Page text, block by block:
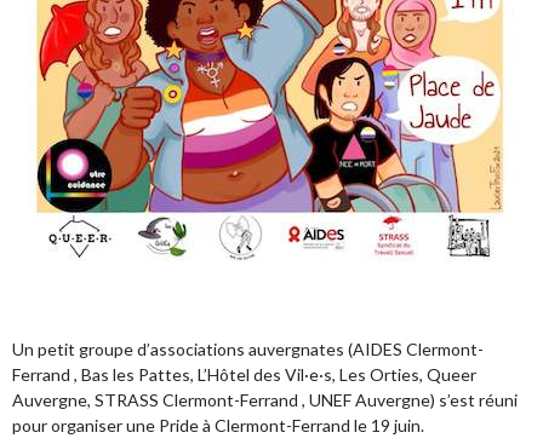
Un petit groupe d’associations auvergnates (AIDES Clermont-
Ferrand , Bas les Pattes, L’Hôtel des Vil·e·s, Les Orties, Queer
Auvergne, STRASS Clermont-Ferrand , UNEF Auvergne) s’est réuni
pour organiser une Pride à Clermont-Ferrand le 19 juin.